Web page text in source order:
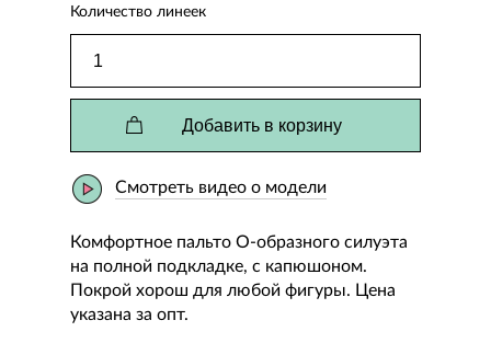
Количество линеек
Добавить в корзину
Смотреть видео о модели
Комфортное пальто О-образного силуэта
на полной подкладке, с капюшоном.
Покрой хорош для любой фигуры. Цена
указана за опт.